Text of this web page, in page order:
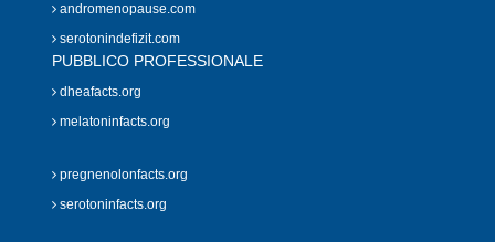
andromenopause.com
serotonindefizit.com
PUBBLICO PROFESSIONALE
dheafacts.org
melatoninfacts.org
pregnenolonfacts.org
serotoninfacts.org